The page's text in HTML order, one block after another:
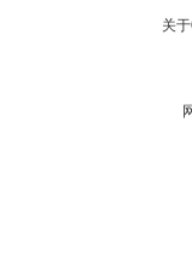
关